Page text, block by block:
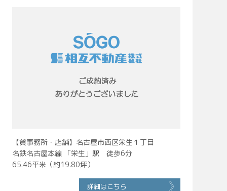
【貸事務所・店舗】名古屋市西区栄生１丁目
名鉄名古屋本線 「栄生」駅 徒歩6分
65.46平米（約19.80坪）
詳細はこちら